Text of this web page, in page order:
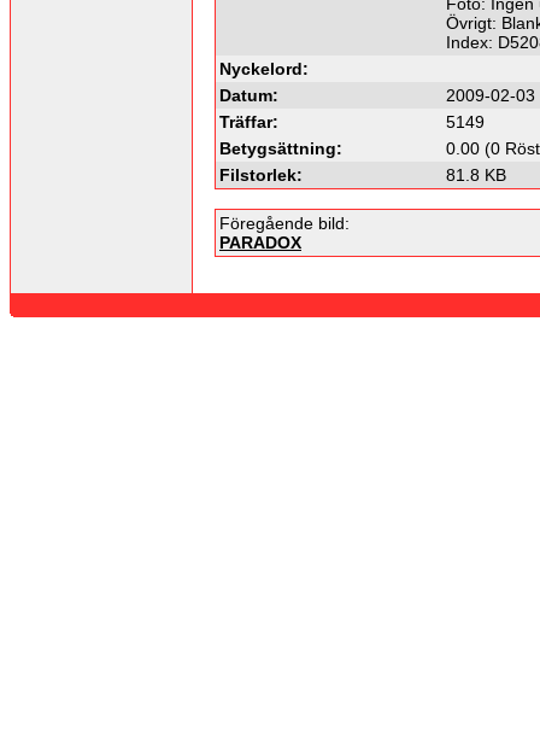
Övrigt:
Index:
Nyckelord:
Datum:
2009-02-03
Träffar:
5149
Betygsättning:
0.00 (0
Filstorlek:
81.8 KB
Föregående bild:
PARADOX